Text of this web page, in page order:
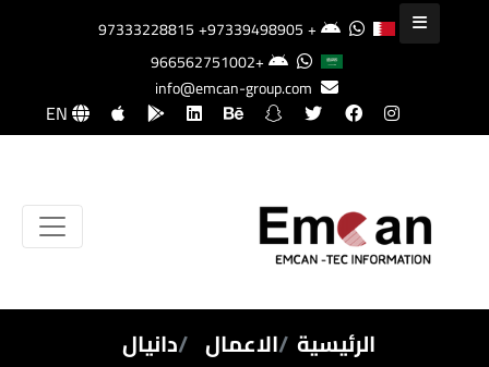
+97333228815
+97339498905
+966562751002
info@emcan-group.com
EN
الرئيسية الاعمال دانيال